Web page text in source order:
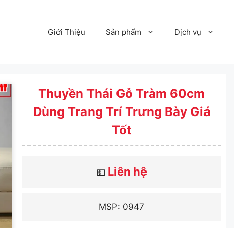
Giới Thiệu Sản phẩm Dịch vụ
Thuyền Thái Gỗ Tràm 60cm
Dùng Trang Trí Trưng Bày Giá
Tốt
💵 Liên hệ
MSP: 0947